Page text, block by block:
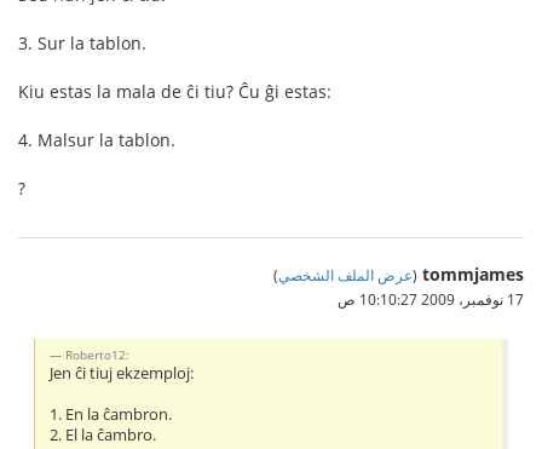
3. Sur la tablon.
Kiu estas la mala de ĉi tiu? Ĉu ĝi estas:
4. Malsur la tablon.
?
tommjames
(عرض الملف الشخصي)
17 نوفمبر، 2009 10:10:27 ص
Roberto12:
Jen ĉi tiuj ekzemploj:
1. En la ĉambron.
2. El la ĉambro.